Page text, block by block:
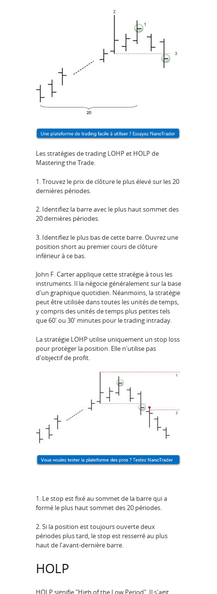
Les stratégies de trading LOHP et HOLP de
Mastering the Trade.
1. Trouvez le prix de clôture le plus élevé sur les 20
dernières périodes.
2. Identifiez la barre avec le plus haut sommet des
20 dernières périodes.
3. Identifiez le plus bas de cette barre. Ouvrez une
position short au premier cours de clôture
inférieur à ce bas.
John F. Carter applique cette stratégie à tous les
instruments. Il la négocie généralement sur la base
d'un graphique quotidien. Néanmoins, la stratégie
peut être utilisée dans toutes les unités de temps,
y compris des unités de temps plus petites tels
que 60' ou 30' minutes pour le trading intraday.
La stratégie LOHP utilise uniquement un stop loss
pour protéger la position. Elle n'utilise pas
d'objectif de profit.
1. Le stop est fixé au sommet de la barre qui a
formé le plus haut sommet des 20 périodes.
2. Si la position est toujours ouverte deux
périodes plus tard, le stop est resserré au plus
haut de l'avant-dernière barre.
HOLP
HOLP signifie "High of the Low Period". Il s'agit